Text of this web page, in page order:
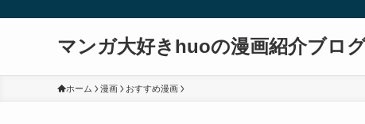
マンガ大好きhuoの漫画紹介ブロ
ホーム 漫画 おすすめ漫画